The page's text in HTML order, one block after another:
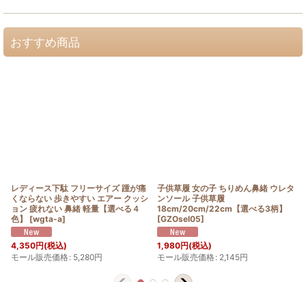
おすすめ商品
ース下駄 フリーサイズ 踵が痛
ない 歩きやすい エアー クッシ
疲れない 鼻緒 軽量【選べる４
wgta-a]
円(税込)
販売価格: 5,280円
子供草履 女の子 ちりめん鼻緒 ウレタ
ンソール 子供草履
18cm/20cm/22cm【選べる3柄】
GZOsel05]
円(税込)
モール販売価格: 2,145円
草履
イズ「